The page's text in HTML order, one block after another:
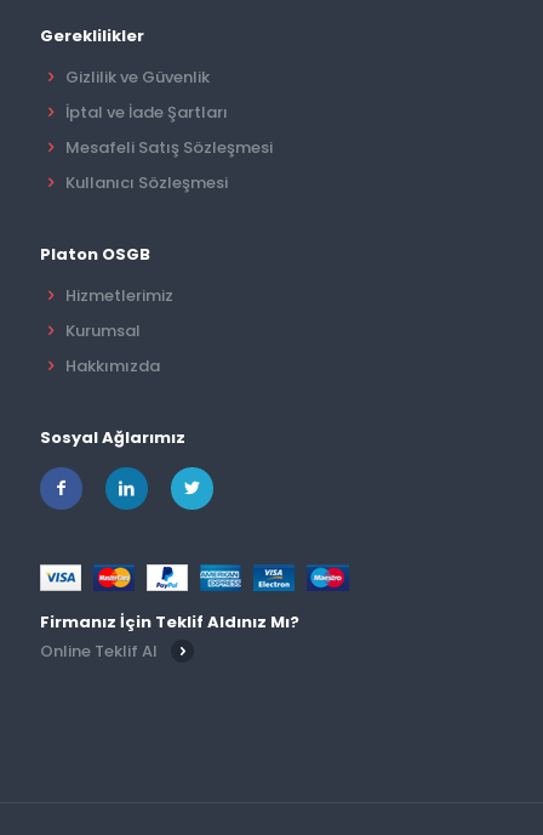
Gereklilikler
Gizlilik ve Güvenlik
İptal ve İade Şartları
Mesafeli Satış Sözleşmesi
Kullanıcı Sözleşmesi
Platon OSGB
Hizmetlerimiz
Kurumsal
Hakkımızda
Sosyal Ağlarımız
Firmanız İçin Teklif Aldınız Mı?
Online Teklif Al